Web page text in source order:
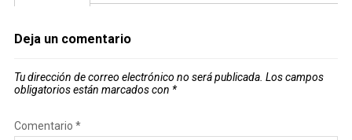
Deja un comentario
Tu dirección de correo electrónico no será publicada. Los campos
obligatorios están marcados con *
Comentario *